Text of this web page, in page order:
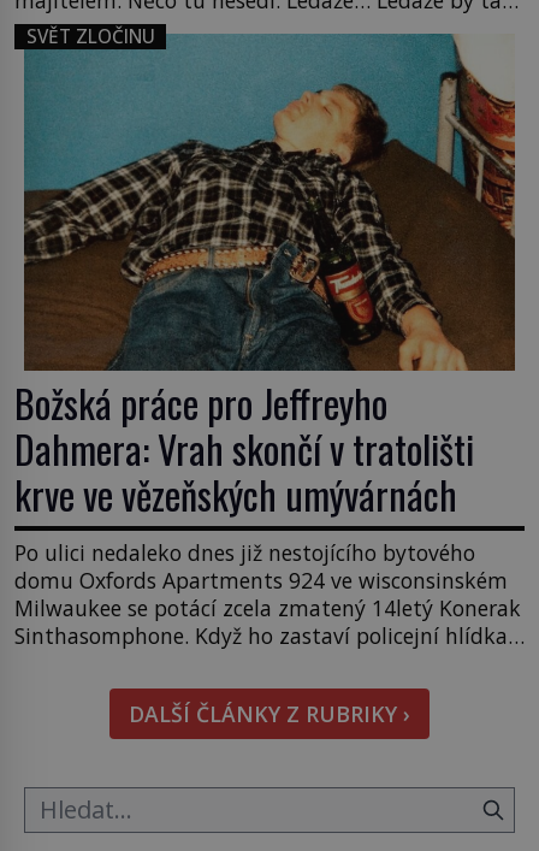
mladá dívka z farmy byla ne manželkou, ale
dcerou – a všechny ty děti byly zplozené v incestu.
Na sociálním odboru jednoho z […]
SVĚT ZLOČINU
Božská práce pro Jeffreyho
Dahmera: Vrah skončí v tratolišti
krve ve vězeňských umývárnách
Po ulici nedaleko dnes již nestojícího bytového
domu Oxfords Apartments 924 ve wisconsinském
Milwaukee se potácí zcela zmatený 14letý Konerak
Sinthasomphone. Když ho zastaví policejní hlídka,
Strážníci ho dopraví zpět do udaného bytu. Oním
„kamarádem“ je ovšem jeden z nejslavnějších
vrahů, Jeffrey Dahmer (1960–1994). Je 27. května
DALŠÍ ČLÁNKY Z RUBRIKY ›